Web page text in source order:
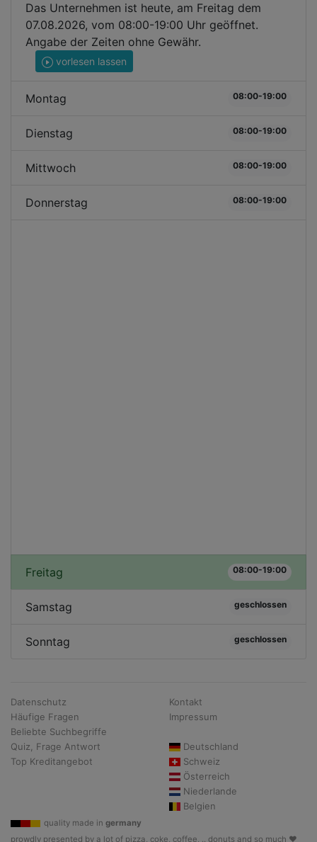
Das Unternehmen ist heute, am Freitag dem
07.08.2026, vom 08:00-19:00 Uhr geöffnet.
Angabe der Zeiten ohne Gewähr.
vorlesen lassen
Montag 08:00-19:00
Dienstag 08:00-19:00
Mittwoch 08:00-19:00
Donnerstag 08:00-19:00
Freitag 08:00-19:00
Samstag geschlossen
Sonntag geschlossen
Datenschutz
Häufige Fragen
Beliebte Suchbegriffe
Quiz, Frage Antwort
Top Kreditangebot
Kontakt
Impressum
Deutschland
Schweiz
Österreich
Niederlande
Belgien
quality made in germany
prowdly presented by a lot of pizza, coke, coffee, .. donuts and so much ♥